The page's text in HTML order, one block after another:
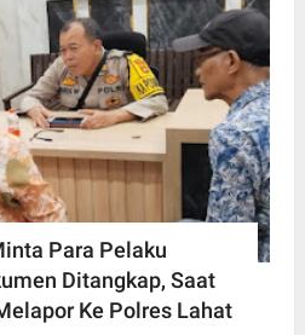
Para Pelaku
Ditangkap, Saat
Ke Polres Lahat